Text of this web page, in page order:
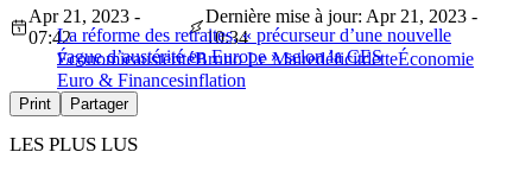
La réforme des retraites, « précurseur d’une nouvelle
vague d’austérité en Europe » selon la CES
Apr 21, 2023 -
07:42
Dernière mise à jour: Apr 21, 2023 -
10:34
ÉconomieausteritéBruno Le MairedéficitdetteÉconomie
Euro & Financesinflation
Print Partager
LES PLUS LUS